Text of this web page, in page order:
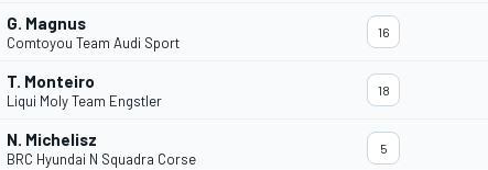
G. Magnus
Comtoyou Team Audi Sport
16
T. Monteiro
Liqui Moly Team Engstler
18
N. Michelisz
BRC Hyundai N Squadra Corse
5